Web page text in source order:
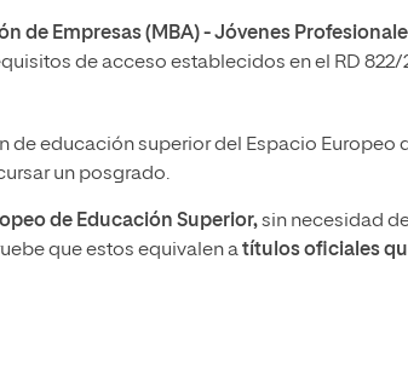
de Empresas (MBA) - Jóvenes
de acceso establecidos en el RD 822/
de educación superior del Espacio Europeo
un posgrado.
de Educación Superior,sin necesidad
que estos equivalen atítulos oficiales